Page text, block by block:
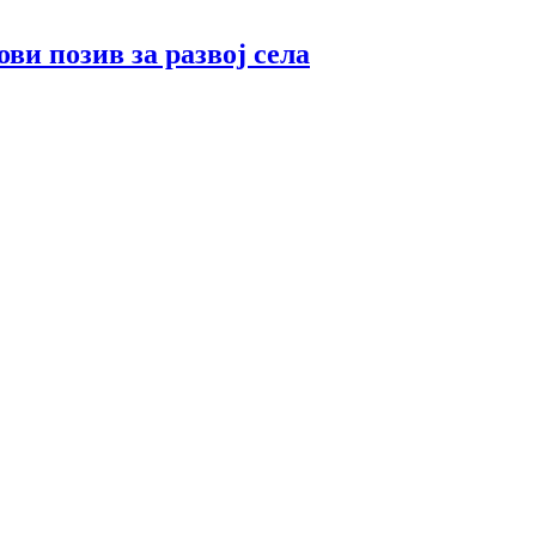
позив за развој села